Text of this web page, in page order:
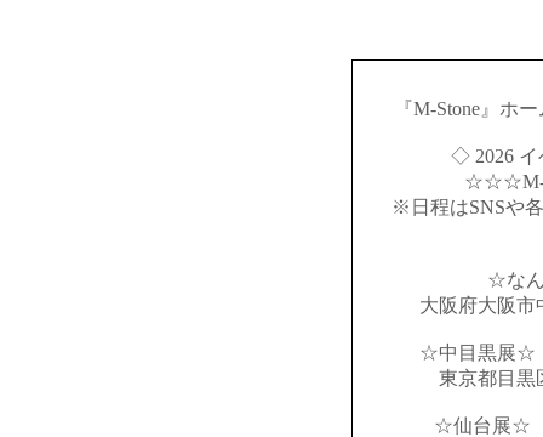
『M-Stone』ホ
◇ 2026
☆☆☆M-
※日程はSNSや
☆な
大阪府大阪市
☆中目黒展☆
東京都目黒
☆仙台展☆